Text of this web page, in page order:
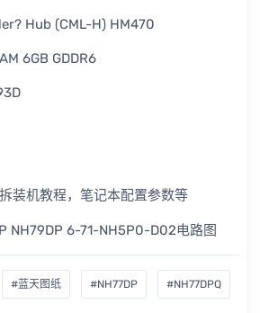
Hub (CML-H) HM470
6GB GDDR6
装机教程，笔记本配置参数等
#蓝天图纸 #NH77DP #NH77DPQ